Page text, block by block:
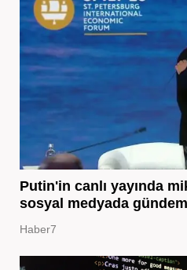
Putin'in canlı yayında
sosyal medyada
Haber7